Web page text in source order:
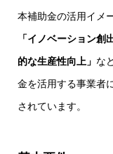
本補助金の活用イメ
「イノベーション
的な生産性向上」 な
金を活用する事業者
されています。